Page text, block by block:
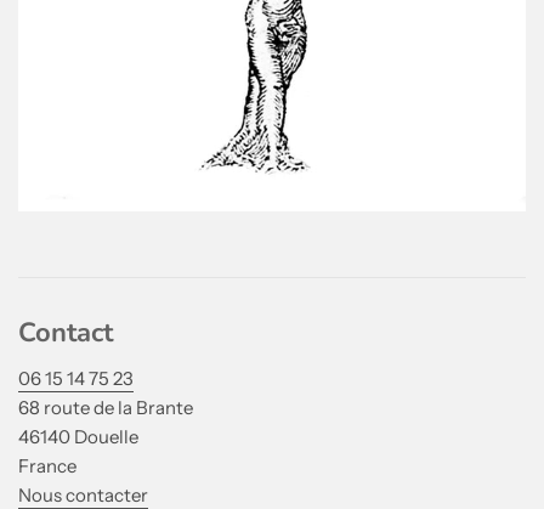
Contact
06 15 14 75 23
68 route de la Brante
46140 Douelle
France
Nous contacter